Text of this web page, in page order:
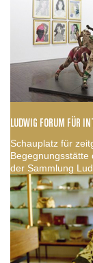
LUDWIG FORUM FÜR
Schauplatz für
Begegnungsstätte
der Sammlung